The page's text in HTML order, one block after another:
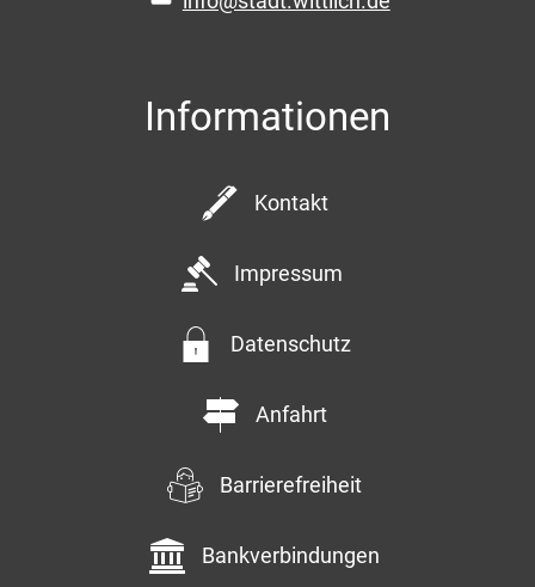
Informationen
Kontakt
Impressum
Datenschutz
Anfahrt
Barrierefreiheit
Bankverbindungen